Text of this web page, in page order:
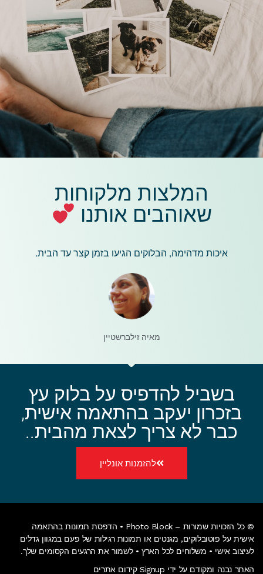
המלצות מלקוחות
שאוהבים אותנו
איכות מדהימה, הבלוקים הגיעו בזמן קצר עד הבית.
מאיה זילברשטיין
בשביל להדפיס על בלוק עץ
בזכרון יעקב בהתאמה אישית,
כבר לא צריך לצאת מהבית..
להזמנות אונליין
© כל הזכויות שמורות – Photo Block • הדפסת תמונות בהתאמה
אישית על פוטובלוקים, מגנטים או תמונות רגילות של פעם במגוון גדלים
לעיצוב אישי • משלוחים לכל הארץ • לשמור את הרגעים הקסומים שלך.
האתר נבנה ומקודם על ידי Signup קידום אתרים